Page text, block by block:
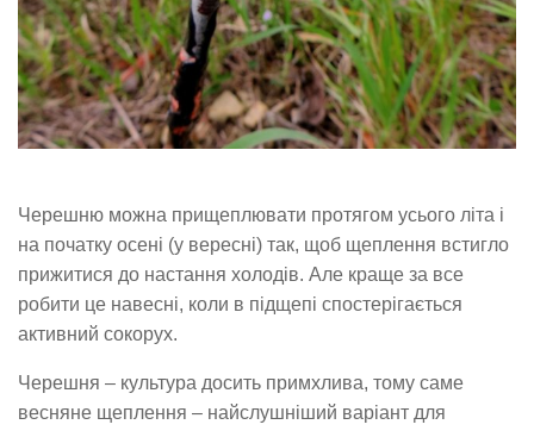
Черешню можна прищеплювати протягом усього літа і
на початку осені (у вересні) так, щоб щеплення встигло
прижитися до настання холодів. Але краще за все
робити це навесні, коли в підщепі спостерігається
активний сокорух.
Черешня – культура досить примхлива, тому саме
весняне щеплення – найслушніший варіант для